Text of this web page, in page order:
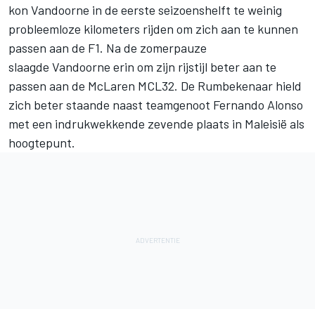
kon Vandoorne in de eerste seizoenshelft te weinig
probleemloze kilometers rijden om zich aan te kunnen
passen aan de F1. Na de zomerpauze
slaagde Vandoorne erin om zijn rijstijl beter aan te
passen aan de McLaren MCL32. De Rumbekenaar hield
zich beter staande naast teamgenoot Fernando Alonso
met een indrukwekkende zevende plaats in Maleisië als
hoogtepunt.